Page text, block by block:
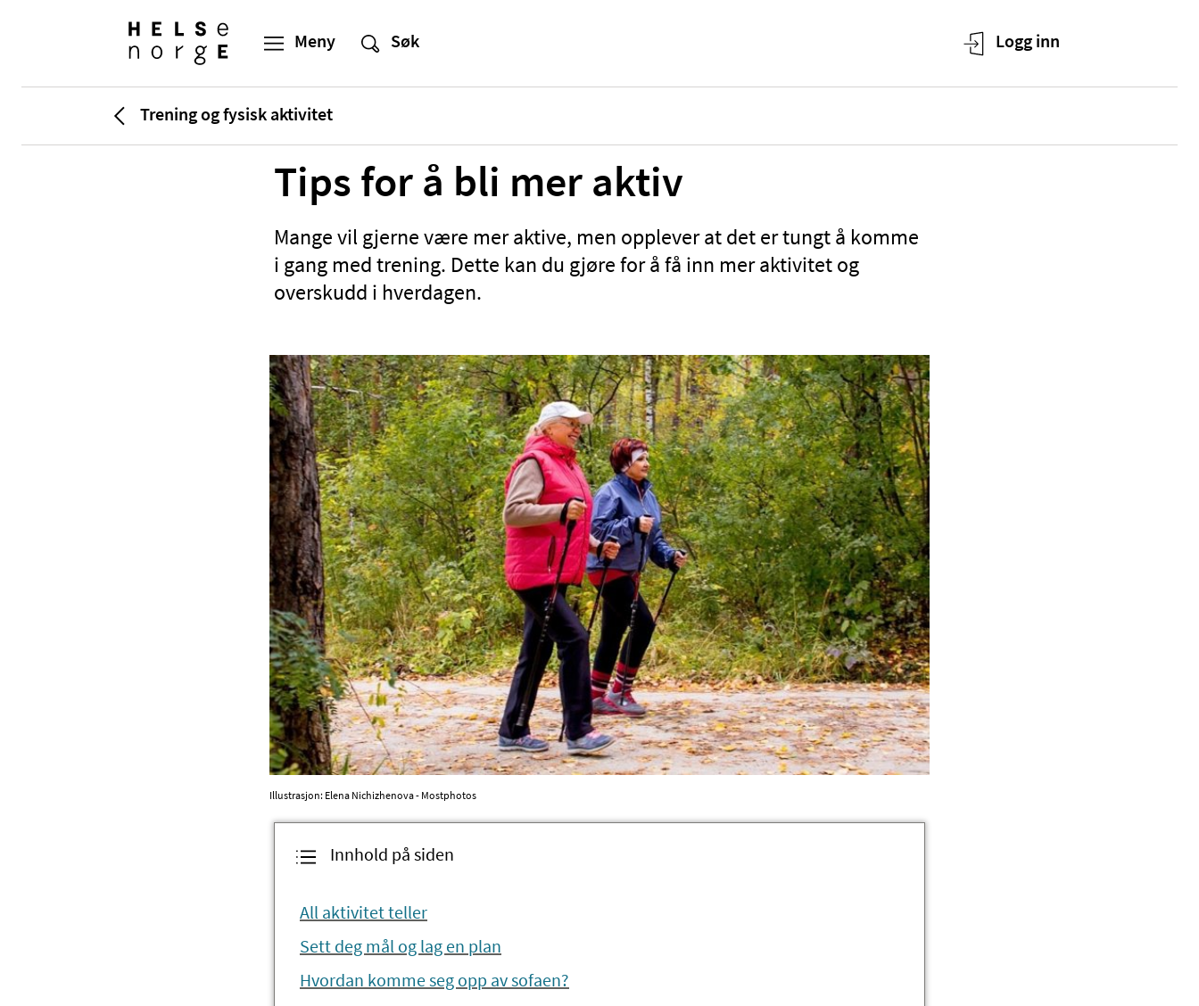
Trening og fysisk aktivitet
Tips for å bli mer aktiv
Mange vil gjerne være mer aktive, men opplever at det er tungt å komme
i gang med trening. Dette kan du gjøre for å få inn mer aktivitet og
overskudd i hverdagen.
Illustrasjon: Elena Nichizhenova - Mostphotos
Innhold på siden
All aktivitet teller
Sett deg mål og lag en plan
Hvordan komme seg opp av sofaen?